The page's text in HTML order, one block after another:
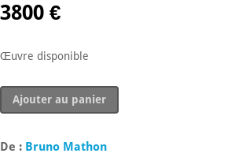
3800 €
Œuvre disponible
quantité
rêve
Ajouter au panier
De : Bruno Mathon